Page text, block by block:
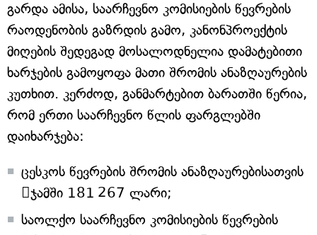
გარდა ამისა, საარჩევნო კომისიების წევრების
რაოდენობის გაზრდის გამო, კანონპროექტის
მიღების შედეგად მოსალოდნელია დამატებითი
ხარჯების გამოყოფა მათი შრომის ანაზღაურების
კუთხით. კერძოდ, განმარტებით ბარათში წერია,
რომ ერთი საარჩევნო წლის ფარგლებში
დაიხარჯება:
ცესკოს წევრების შრომის ანაზღაურებისათვის
ჯამში 181 267 ლარი;
საოლქო საარჩევნო კომისიების წევრების